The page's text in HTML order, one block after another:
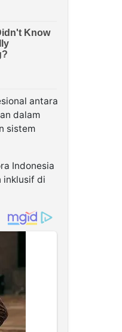
antara
dalam
sistem
Indonesia
inklusif di